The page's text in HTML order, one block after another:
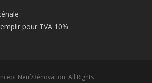
pour TVA 10%
Neuf/Rénovation. All Rights